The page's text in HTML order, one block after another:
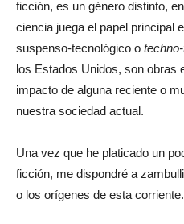
ficción, es un género distinto,
ciencia juega el papel principal
suspenso-tecnológico o
los Estados Unidos, son obras
impacto de alguna reciente o
nuestra sociedad actual.
Una vez que he platicado un
ficción, me dispondré a
o los orígenes de esta corriente.